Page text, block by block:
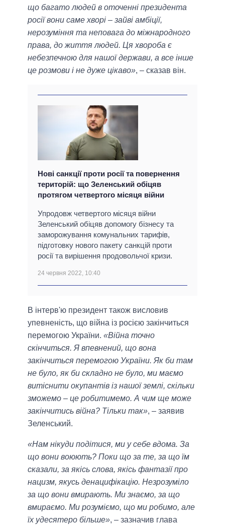
що багато людей в оточенні президента
росії вони саме хворі – зайві амбіції,
нерозуміння та неповага до міжнародного
права, до життя людей. Ця хвороба є
небезпечною для нашої держави, а все інше
це розмови і не дуже цікаво», – сказав він.
Нові санкції проти росії та повернення
територій: що Зеленський обіцяв
протягом четвертого місяця війни
Упродовж четвертого місяця війни
Зеленський обіцяв допомогу бізнесу та
заморожування комунальних тарифів,
підготовку нового пакету санкцій проти
росії та вирішення продовольчої кризи.
24 червня 2022, 10:40
В інтерв'ю президент також висловив
упевненість, що війна із росією закінчиться
перемогою України. «Війна точно
скінчиться. Я впевнений, що вона
закінчиться перемогою України. Як би там
не було, як би складно не було, ми маємо
витіснити окупантів із нашої землі, скільки
зможемо – це робитимемо. А чим ще може
закінчитись війна? Тільки так», – заявив
Зеленський.
«Нам нікуди подітися, ми у себе вдома. За
що вони воюють? Поки що за те, за що їм
сказали, за якісь слова, якісь фантазії про
нацизм, якусь денацифікацію. Незрозуміло
за що вони вмирають. Ми знаємо, за що
вмираємо. Ми розуміємо, що ми робимо, але
їх удесятеро більше», – зазначив глава